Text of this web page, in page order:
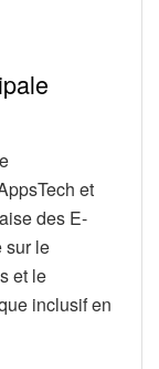
et
des E-
sur le
et le
inclusif en